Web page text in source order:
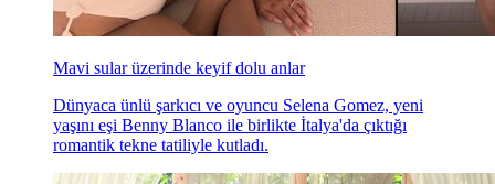
Mavi sular üzerinde keyif dolu anlar
Dünyaca ünlü şarkıcı ve oyuncu Selena Gomez, yeni
yaşını eşi Benny Blanco ile birlikte İtalya'da çıktığı
romantik tekne tatiliyle kutladı.